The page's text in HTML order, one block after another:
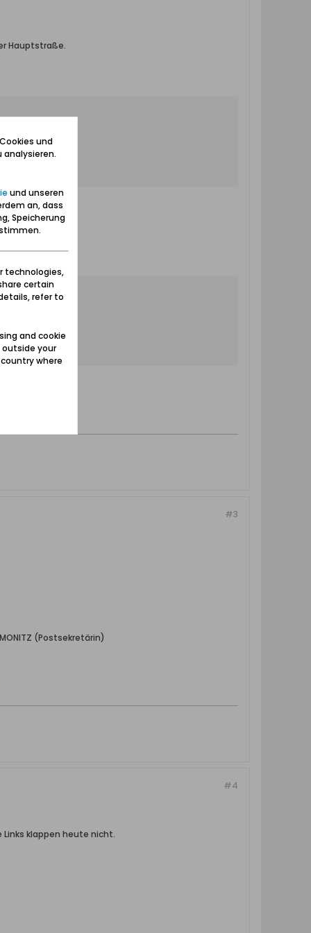
Hauptstraße.
#3
(Postsekretärin)
#4
klappen heute nicht.
und
und unseren
an, dass
Speicherung
technologies,
certain
refer to
and cookie
your
where